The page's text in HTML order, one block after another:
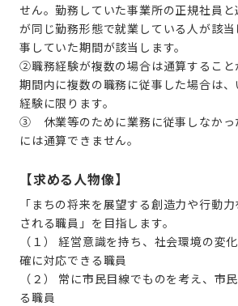
せん。勤務していた事業所の正規社員
が同じ勤務形態で就業している人が該
事していた期間が該当します。
②職務経験が複数の場合は通算するこ
期間内に複数の職務に従事した場合は
経験に限ります。
③ 休業等のために業務に従事しなかっ
には通算できません。
【求める人物像】
「まちの将来を展望する創造力や行動
される職員」を目指します。
（１） 経営意識を持ち、社会環境の変
確に対応できる職員
（２） 常に市民目線でものを考え、市
る職員